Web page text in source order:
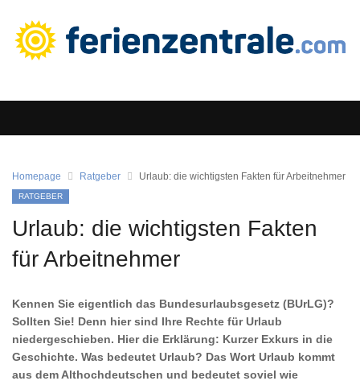
Homepage Ratgeber Urlaub: die wichtigsten Fakten für Arbeitnehmer
RATGEBER
Urlaub: die wichtigsten Fakten
für Arbeitnehmer
Kennen Sie eigentlich das Bundesurlaubsgesetz (BUrLG)?
Sollten Sie! Denn hier sind Ihre Rechte für Urlaub
niedergeschieben. Hier die Erklärung: Kurzer Exkurs in die
Geschichte. Was bedeutet Urlaub? Das Wort Urlaub kommt
aus dem Althochdeutschen und bedeutet soviel wie